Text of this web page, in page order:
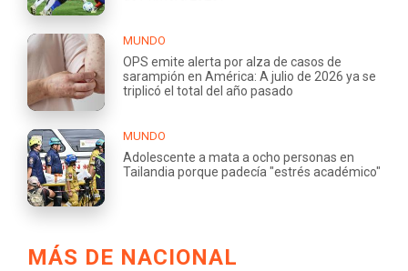
MUNDO
OPS emite alerta por alza de casos de
sarampión en América: A julio de 2026 ya se
triplicó el total del año pasado
MUNDO
Adolescente a mata a ocho personas en
Tailandia porque padecía "estrés académico"
MÁS DE NACIONAL